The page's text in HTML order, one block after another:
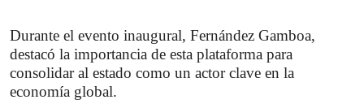
Durante el evento inaugural, Fernández Gamboa,
destacó la importancia de esta plataforma para
consolidar al estado como un actor clave en la
economía global.